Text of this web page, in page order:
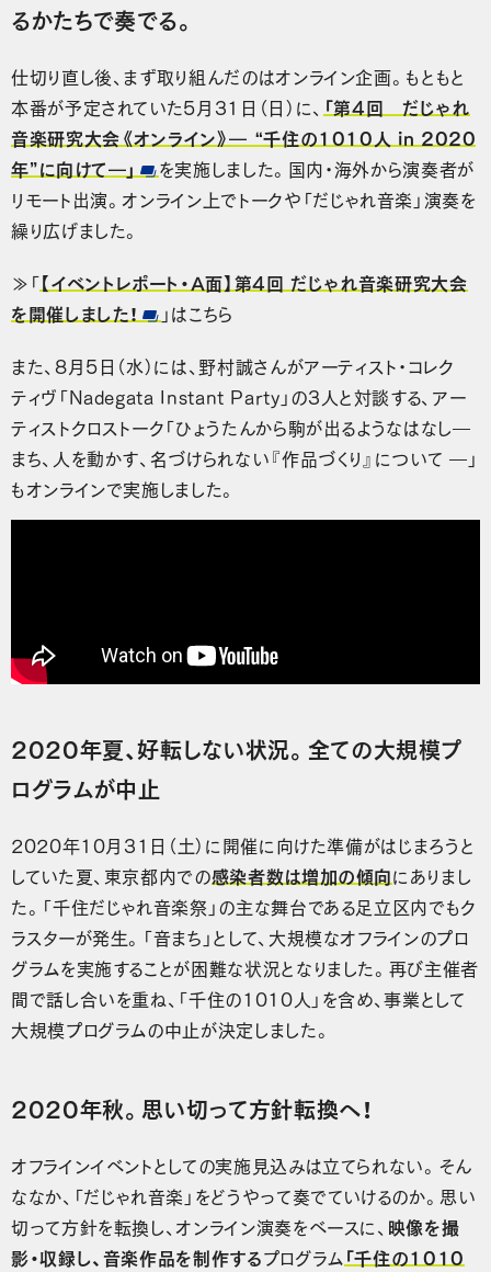
るかたちで奏でる。
仕切り直し後、まず取り組んだのはオンライン企画。もともと
本番が予定されていた5月31日（日）に、 「第4回 だじゃれ
音楽研究大会《オンライン》― “千住の1010人 in 2020
年”に向けて―」
を実施しました。国内・海外から演奏者が
リモート出演。オンライン上でトークや「だじゃれ音楽」演奏を
繰り広げました。
≫「【イベントレポート・A面】第4回 だじゃれ音楽研究大会
を開催しました！
」はこちら
また、8月5日（水）には、野村誠さんがアーティスト・コレク
ティヴ「Nadegata Instant Party」の3人と対談する、アー
ティストクロストーク「ひょうたんから駒が出るようなはなし―
まち、人を動かす、名づけられない『作品づくり』について ―」
もオンラインで実施しました。
2020年夏、好転しない状況。全ての大規模プ
ログラムが中止
2020年10月31日（土）に開催に向けた準備がはじまろうと
していた夏、東京都内での感染者数は増加の傾向にありまし
た。「千住だじゃれ音楽祭」の主な舞台である足立区内でもク
ラスターが発生。「音まち」として、大規模なオフラインのプロ
グラムを実施することが困難な状況となりました。再び主催者
間で話し合いを重ね、「千住の1010人」を含め、事業として
大規模プログラムの中止が決定しました。
2020年秋。思い切って方針転換へ！
オフラインイベントとしての実施見込みは立てられない。そん
ななか、「だじゃれ音楽」をどうやって奏でていけるのか。思い
切って方針を転換し、オンライン演奏をベースに、 映像を撮
影・収録し、音楽作品を制作するプログラム「千住の1010